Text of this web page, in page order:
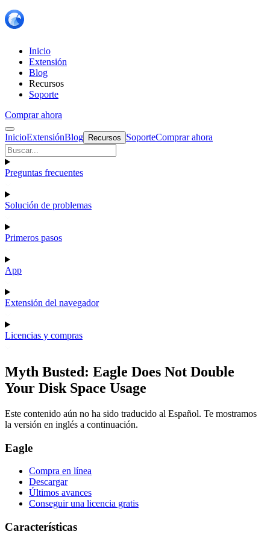
Inicio
Extensión
Blog
Recursos
Soporte
Comprar ahora
InicioExtensiónBlog Recursos SoporteComprar ahora
Preguntas frecuentes
Solución de problemas
Primeros pasos
App
Extensión del navegador
Licencias y compras
Myth Busted: Eagle Does Not Double
Your Disk Space Usage
Este contenido aún no ha sido traducido al Español. Te mostramos
la versión en inglés a continuación.
Eagle
Compra en línea
Descargar
Últimos avances
Conseguir una licencia gratis
Características